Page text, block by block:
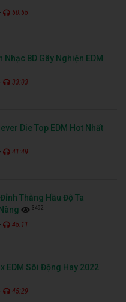
- 50:55
Nhạc 8D Gây Nghiện EDM
- 33:03
Die Top EDM Hot Nhất
- 41:49
Đỉnh Thằng Hầu Độ Ta
3492
- 45:11
EDM Sôi Động Hay 2022
- 45:29